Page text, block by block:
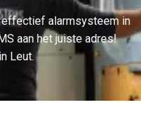
effectief alarmsysteem in
aan het juiste adres!
Leut.